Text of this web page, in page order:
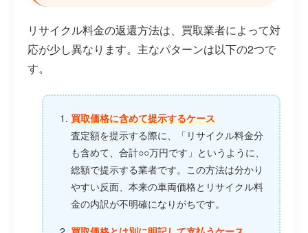
リサイクル料金の返還方法は、買取業者によって対
応が少し異なります。主なパターンは以下の2つで
す。
買取価格に含めて提示するケース
査定額を提示する際に、「リサイクル料金分
も含めて、合計○○万円です」というように、
総額で提示する業者です。この方法は分かり
やすい反面、本来の車両価格とリサイクル料
金の内訳が不明確になりがちです。